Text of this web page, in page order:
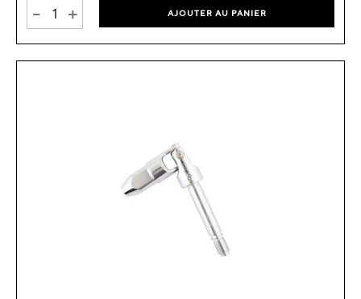
- + AJOUTER AU PANIER